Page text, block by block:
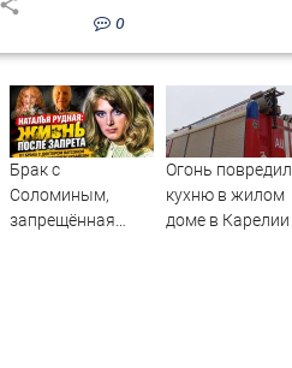
0
Брак с
Соломиным,
запрещённая
Огонь повредил
кухню в жилом
доме в Карелии